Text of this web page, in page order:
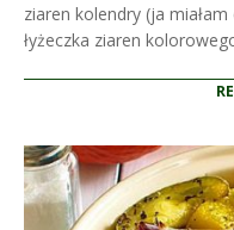
ziaren kolendry (ja
łyżeczka ziaren